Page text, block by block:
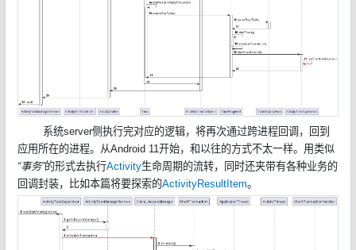
系统server侧执行完对应的逻辑，将再次通过跨进程回调，回到
应用所在的进程。从Android 11开始，和以往的方式不太一样。用类似
“事务”的形式去执行Activity生命周期的流转，同时还夹带有各种业务的
回调封装，比如本篇将要探索的ActivityResultItem。